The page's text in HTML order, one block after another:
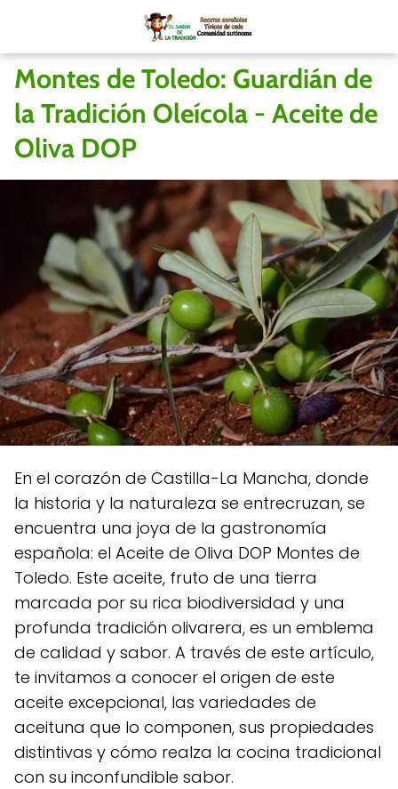
Montes de Toledo: Guardián de
la Tradición Oleícola - Aceite de
Oliva DOP
En el corazón de Castilla-La Mancha, donde
la historia y la naturaleza se entrecruzan, se
encuentra una joya de la gastronomía
española: el Aceite de Oliva DOP Montes de
Toledo. Este aceite, fruto de una tierra
marcada por su rica biodiversidad y una
profunda tradición olivarera, es un emblema
de calidad y sabor. A través de este artículo,
te invitamos a conocer el origen de este
aceite excepcional, las variedades de
aceituna que lo componen, sus propiedades
distintivas y cómo realza la cocina tradicional
con su inconfundible sabor.